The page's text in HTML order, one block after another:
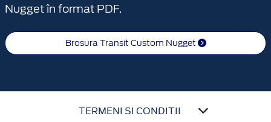
Nugget în format PDF.
Brosura Transit Custom Nugget
TERMENI SI CONDITII